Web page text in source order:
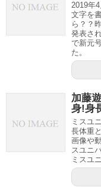
2019年
文字を
ら？？
発表さ
で新元
た。
加藤
身!身
ミスユ
長体重
画像や
スユニ
ミスユ